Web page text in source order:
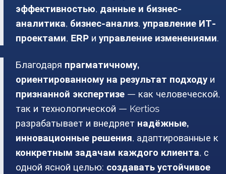
эффективностью, данные и бизнес-
аналитика, бизнес-анализ, управление ИТ-
проектами, ERP и управление изменениями.
Благодаря прагматичному,
ориентированному на результат подходу и
признанной экспертизе — как человеческой,
так и технологической — Kertios
разрабатывает и внедряет надёжные,
инновационные решения, адаптированные к
конкретным задачам каждого клиента, с
одной ясной целью: создавать устойчивое